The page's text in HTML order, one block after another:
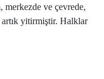
ve çevrede,
yitirmiştir. Halklar